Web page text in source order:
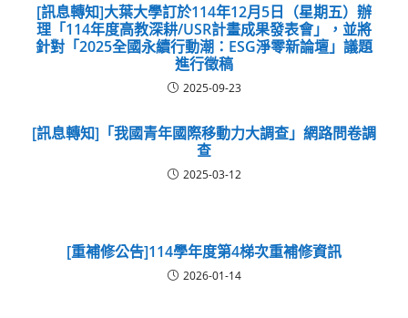
[訊息轉知]大葉大學訂於114年12月5日（星期五）辦
理「114年度高教深耕/USR計畫成果發表會」，並將
針對「2025全國永續行動潮：ESG淨零新論壇」議題
進行徵稿
2025-09-23
[訊息轉知]「我國青年國際移動力大調查」網路問卷調
查
2025-03-12
[重補修公告]114學年度第4梯次重補修資訊
2026-01-14